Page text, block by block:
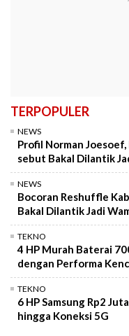
TERPOPULER
NEWS
Profil Norman
sebut Bakal Dilantik
NEWS
Bocoran Reshuffle
Bakal Dilantik Jadi
TEKNO
4 HP Murah Baterai
dengan Performa
TEKNO
6 HP Samsung Rp2
hingga Koneksi 5G